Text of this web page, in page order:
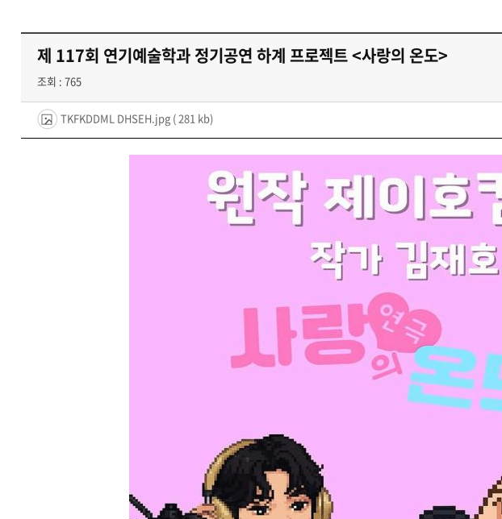
제 117회 연기예술학과 정기공연 하계 프로젝트 <사랑의 온도>
조회 : 765
TKFKDDML DHSEH.jpg ( 281 kb)